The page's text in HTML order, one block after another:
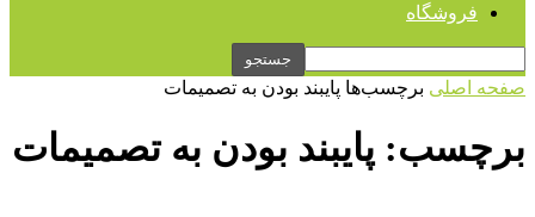
فروشگاه
صفحه اصلی برچسب‌ها پایبند بودن به تصمیمات
برچسب: پایبند بودن به تصمیمات